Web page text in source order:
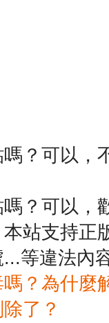
？可以，
？可以，
站支持正
等違法內
？為什麼
了？